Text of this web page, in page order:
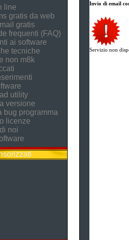
line
gratis da web
gratis
frequenti (FAQ)
ai software
tecniche
non m8k
utility
versione
bug programma
licenze
noi
Invio di email
Servizio non